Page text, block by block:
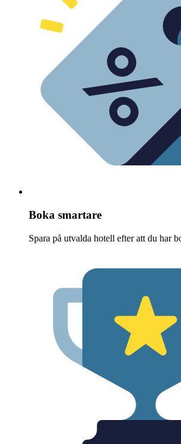
Boka smartare
Spara på utvalda hotell efter att du har